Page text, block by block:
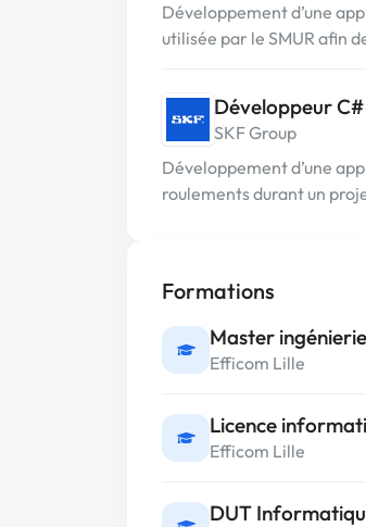
Développement d’une
utilisée par le SMUR afin
Développeur C#
SKF Group
Développement d’une
roulements durant un
Formations
Master
Efficom Lille
Licence
Efficom Lille
DUT